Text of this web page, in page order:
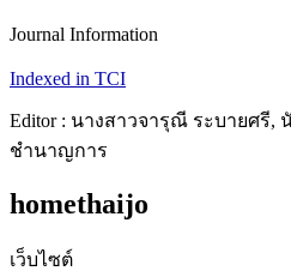
Journal Information
Indexed in TCI
Editor : นางสาวจารุณี ระบายศรี
ชำนาญการ
homethaijo
เว็บไซต์